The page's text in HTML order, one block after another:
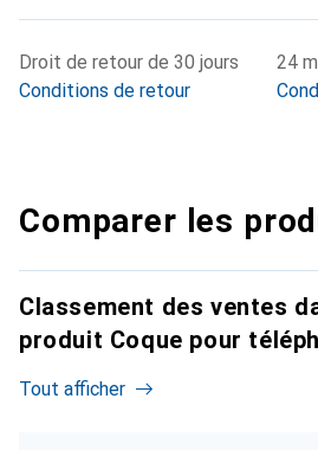
Droit de retour de 30 jours
Conditions de retour
24
Comparer les
Classement des ventes
produit Coque pour
Tout afficher